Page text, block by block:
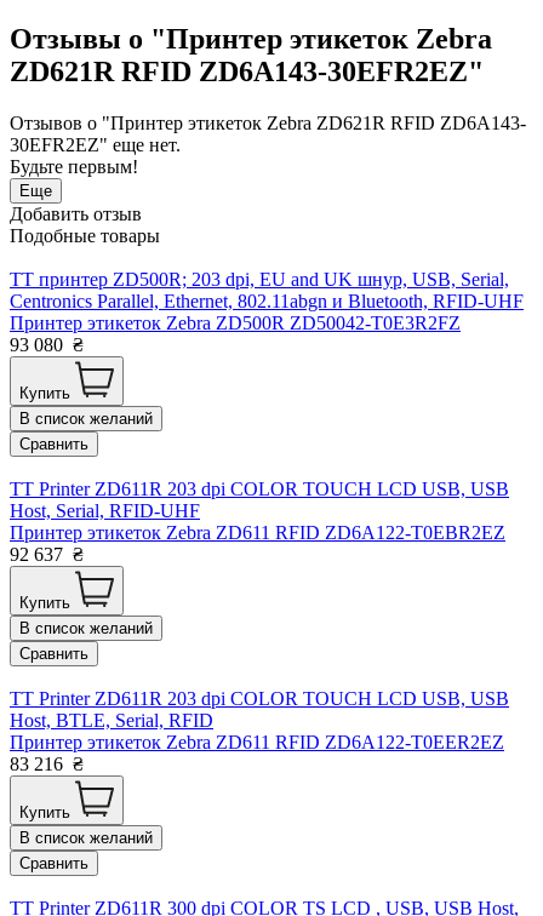
Отзывы о "Принтер этикеток Zebra
ZD621R RFID ZD6A143-30EFR2EZ"
Отзывов о "Принтер этикеток Zebra ZD621R RFID ZD6A143-
30EFR2EZ" еще нет.
Будьте первым!
Еще
Добавить отзыв
Подобные товары
TT принтер ZD500R; 203 dpi, EU and UK шнур, USB, Serial,
Centronics Parallel, Ethernet, 802.11abgn и Bluetooth, RFID-UHF
Принтер этикеток Zebra ZD500R ZD50042-T0E3R2FZ
93 080 ₴
Купить
В список желаний
Сравнить
TT Printer ZD611R 203 dpi COLOR TOUCH LCD USB, USB
Host, Serial, RFID-UHF
Принтер этикеток Zebra ZD611 RFID ZD6A122-T0EBR2EZ
92 637 ₴
Купить
В список желаний
Сравнить
TT Printer ZD611R 203 dpi COLOR TOUCH LCD USB, USB
Host, BTLE, Serial, RFID
Принтер этикеток Zebra ZD611 RFID ZD6A122-T0EER2EZ
83 216 ₴
Купить
В список желаний
Сравнить
TT Printer ZD611R 300 dpi COLOR TS LCD , USB, USB Host,